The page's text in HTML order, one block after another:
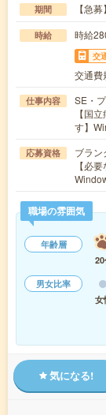
期間 【急
時給 時給
交
交通費
仕事内容
SE・
【国
す】
応募資格
ブラン
【必
職場の雰囲気
年齢層
男女比率
女
気になる!